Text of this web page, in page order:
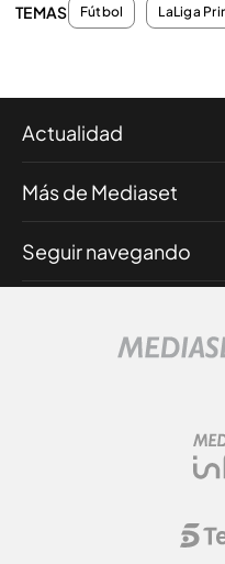
TEMAS Fútbol LaLiga
Actualidad
Más de Mediaset
Seguir navegando